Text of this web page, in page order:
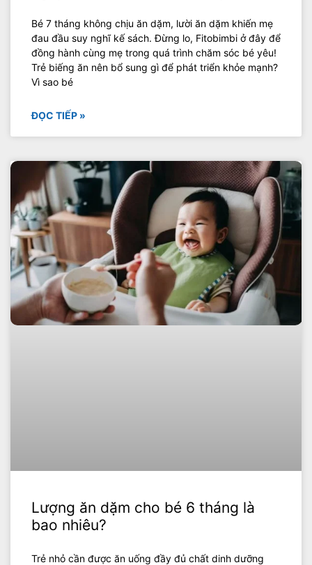
Bé 7 tháng không chịu ăn dặm, lười ăn dặm khiến mẹ
đau đầu suy nghĩ kế sách. Đừng lo, Fitobimbi ở đây để
đồng hành cùng mẹ trong quá trình chăm sóc bé yêu!
Trẻ biếng ăn nên bổ sung gì để phát triển khỏe mạnh?
Vì sao bé
ĐỌC TIẾP »
Lượng ăn dặm cho bé 6 tháng là
bao nhiêu?
Trẻ nhỏ cần được ăn uống đầy đủ chất dinh dưỡng